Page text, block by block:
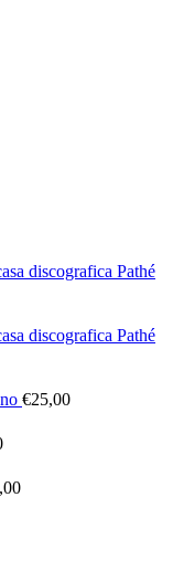
discografica Pathé
discografica Pathé
€25,00